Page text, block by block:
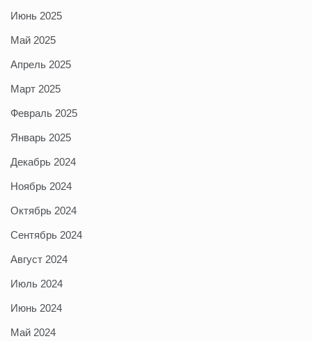
Июнь 2025
Май 2025
Апрель 2025
Март 2025
Февраль 2025
Январь 2025
Декабрь 2024
Ноябрь 2024
Октябрь 2024
Сентябрь 2024
Август 2024
Июль 2024
Июнь 2024
Май 2024